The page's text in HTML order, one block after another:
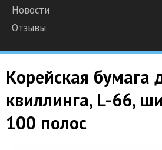
Новости
Отзывы
Корейская бумага
квиллинга, L-66,
100 полос